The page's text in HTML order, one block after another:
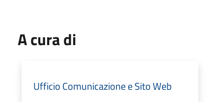
A cura di
Ufficio Comunicazione e Sito Web